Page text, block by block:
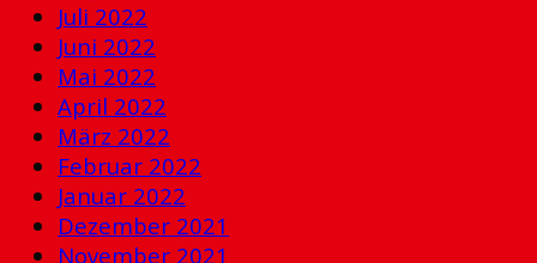
Juli 2022
Juni 2022
Mai 2022
April 2022
März 2022
Februar 2022
Januar 2022
Dezember 2021
November 2021